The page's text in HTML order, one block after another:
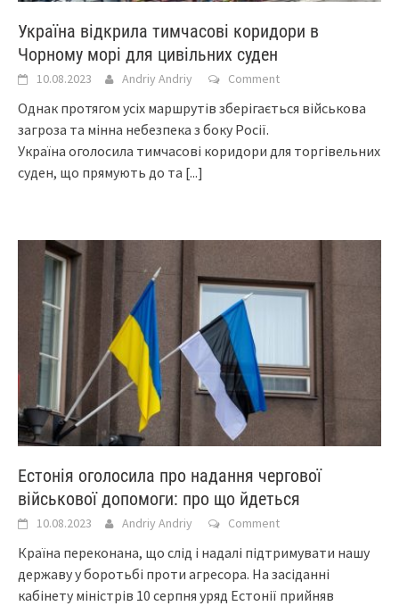
Україна відкрила тимчасові коридори в
Чорному морі для цивільних суден
10.08.2023 Andriy Andriy Comment
Однак протягом усіх маршрутів зберігається військова
загроза та мінна небезпека з боку Росії.
Україна оголосила тимчасові коридори для торгівельних
суден, що прямують до та [...]
Естонія оголосила про надання чергової
військової допомоги: про що йдеться
10.08.2023 Andriy Andriy Comment
Країна переконана, що слід і надалі підтримувати нашу
державу у боротьбі проти агресора. На засіданні
кабінету міністрів 10 серпня уряд Естонії прийняв